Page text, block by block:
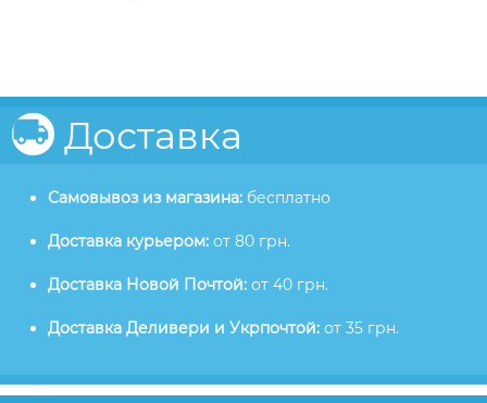
Доставка
Самовывоз из магазина: бесплатно
Доставка курьером: от 80 грн.
Доставка Новой Почтой: от 40 грн.
Доставка Деливери и Укрпочтой: от 35 грн.